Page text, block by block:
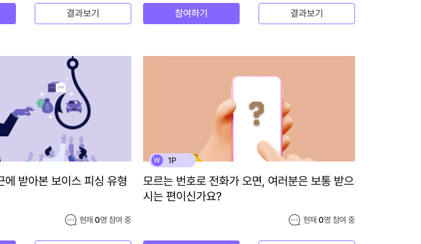
결과보기 참여하기 결과보기
에 받아본 보이스 피싱 유형
현재0명 참여 중
W 1P
모르는 번호로 전화가 오면, 여러분은 보통 받으
시는 편이신가요?
현재0명 참여 중